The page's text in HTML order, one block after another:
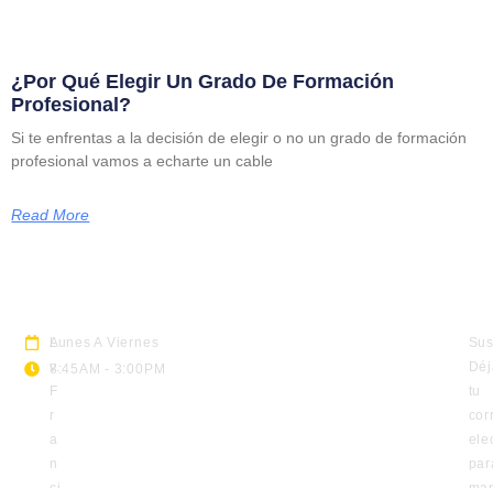
¿Por Qué Elegir Un Grado De Formación
Profesional?
Si te enfrentas a la decisión de elegir o no un grado de formación
profesional vamos a echarte un cable
Read More
A
v.
F
r
a
n
Lunes A Viernes
8:45AM - 3:00PM
tu